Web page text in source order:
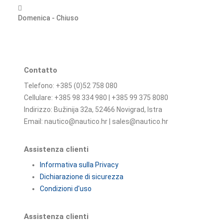
Domenica - Chiuso
Contatto
Telefono: +385 (0)52 758 080
Cellulare: +385 98 334 980 | +385 99 375 8080
Indirizzo: Bužinija 32a, 52466 Novigrad, Istra
Email: nautico@nautico.hr | sales@nautico.hr
Assistenza clienti
Informativa sulla Privacy
Dichiarazione di sicurezza
Condizioni d'uso
Assistenza clienti